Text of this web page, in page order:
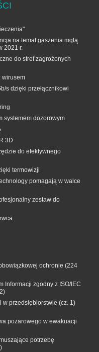
na temat gaszenia mgłą
2021 r.
do stref zagrożonych
wirusem
s dzięki przełącznikowi
systemem dozorowym
3D
do efektywnego
termowizji
pomagają w walce
zestaw do
ochronie (224
Informacji zgodny z ISO/IEC
w przedsiębiorstwie (cz. 1)
pożarowego w ewakuacji
potrzebę